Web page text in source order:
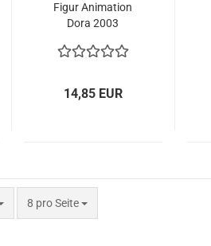
Figur Ani­ma­ti­on
Dora 2003
14,85 EUR
8 pro Seite
pro Seite